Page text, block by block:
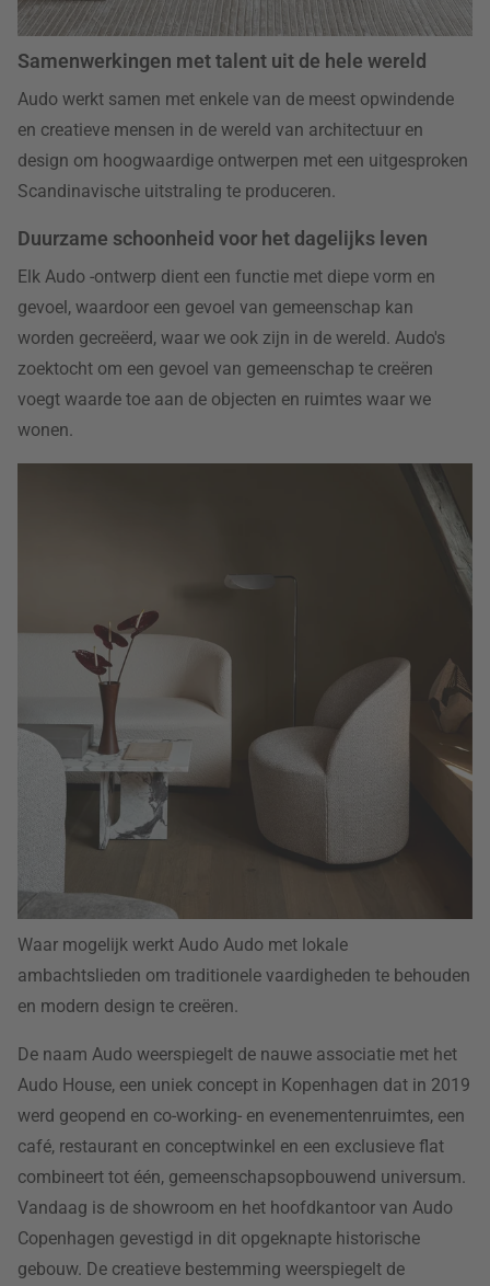
Samenwerkingen met talent uit de hele wereld
Audo werkt samen met enkele van de meest opwindende
en creatieve mensen in de wereld van architectuur en
design om hoogwaardige ontwerpen met een uitgesproken
Scandinavische uitstraling te produceren.
Duurzame schoonheid voor het dagelijks leven
Elk Audo -ontwerp dient een functie met diepe vorm en
gevoel, waardoor een gevoel van gemeenschap kan
worden gecreëerd, waar we ook zijn in de wereld. Audo's
zoektocht om een gevoel van gemeenschap te creëren
voegt waarde toe aan de objecten en ruimtes waar we
wonen.
Waar mogelijk werkt Audo Audo met lokale
ambachtslieden om traditionele vaardigheden te behouden
en modern design te creëren.
De naam Audo weerspiegelt de nauwe associatie met het
Audo House, een uniek concept in Kopenhagen dat in 2019
werd geopend en co-working- en evenementenruimtes, een
café, restaurant en conceptwinkel en een exclusieve flat
combineert tot één, gemeenschapsopbouwend universum.
Vandaag is de showroom en het hoofdkantoor van Audo
Copenhagen gevestigd in dit opgeknapte historische
gebouw. De creatieve bestemming weerspiegelt de